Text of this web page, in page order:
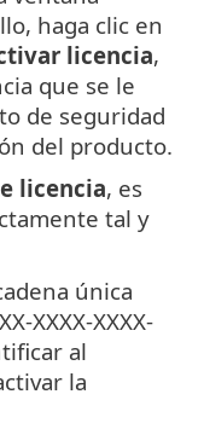
haga clic en
licencia,
que se le
de seguridad
del producto.
licencia, es
tal y
única
XXXX-XXXX-
al
la